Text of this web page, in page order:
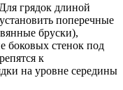
грядок длиной
поперечные
бруски),
боковых стенок под
к
на уровне середины